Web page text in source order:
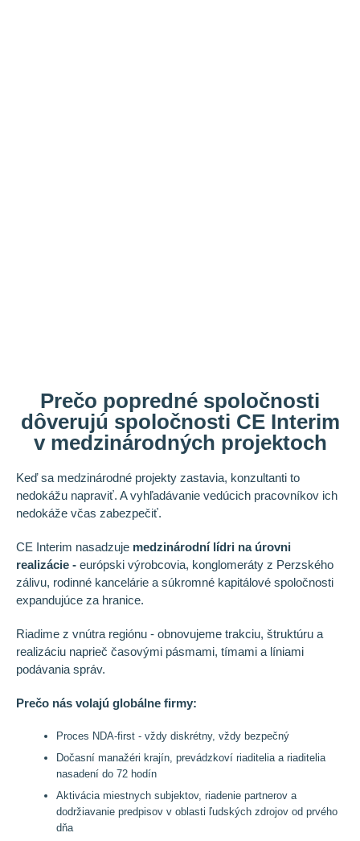
Prečo popredné spoločnosti
dôverujú spoločnosti CE Interim
v medzinárodných projektoch
Keď sa medzinárodné projekty zastavia, konzultanti to
nedokážu napraviť. A vyhľadávanie vedúcich pracovníkov ich
nedokáže včas zabezpečiť.
CE Interim nasadzuje medzinárodní lídri na úrovni
realizácie - európski výrobcovia, konglomeráty z Perzského
zálivu, rodinné kancelárie a súkromné kapitálové spoločnosti
expandujúce za hranice.
Riadime z vnútra regiónu - obnovujeme trakciu, štruktúru a
realizáciu naprieč časovými pásmami, tímami a líniami
podávania správ.
Prečo nás volajú globálne firmy:
Proces NDA-first - vždy diskrétny, vždy bezpečný
Dočasní manažéri krajín, prevádzkoví riaditelia a riaditelia
nasadení do 72 hodín
Aktivácia miestnych subjektov, riadenie partnerov a
dodržiavanie predpisov v oblasti ľudských zdrojov od prvého
dňa